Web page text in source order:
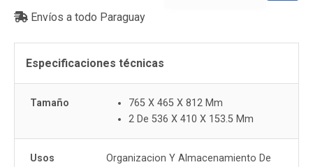
Envíos a todo Paraguay
Especificaciones técnicas
Tamaño
765 X 465 X 812 Mm
2 De 536 X 410 X 153.5 Mm
Usos
Organizacion Y Almacenamiento De